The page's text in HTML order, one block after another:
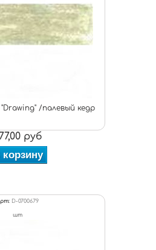
/палевый кедр
руб
корзину
D-0700679
шт